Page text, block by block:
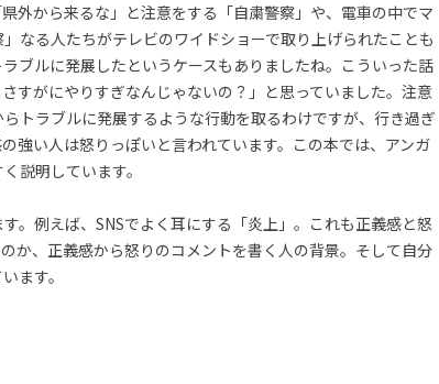
外から来るな」と注意をする「自粛警察」や、電車の中でマ
なる人たちがテレビのワイドショーで取り上げられたことも
ブルに発展したというケースもありましたね。こういった話
すがにやりすぎなんじゃないの？」と思っていました。注意
トラブルに発展するような行動を取るわけですが、行き過ぎ
強い人は怒りっぽいと言われています。この本では、アンガ
説明しています。
。例えば、SNSでよく耳にする「炎上」。これも正義感と怒
か、正義感から怒りのコメントを書く人の背景。そして自分
ます。